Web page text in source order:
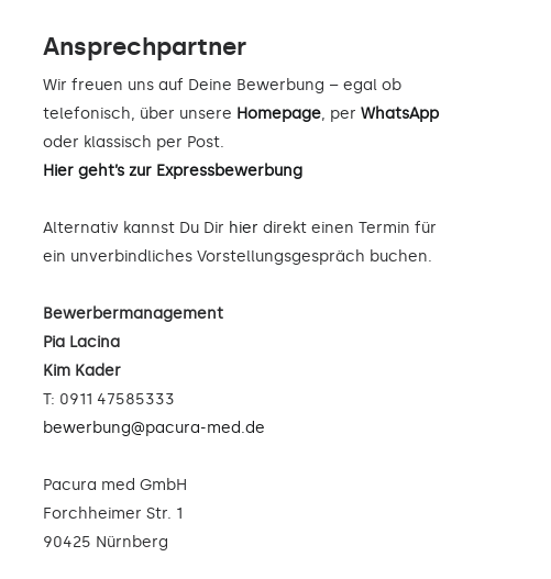
Ansprechpartner
Wir freuen uns auf Deine Bewerbung – egal ob
telefonisch, über unsere Homepage, per WhatsApp
oder klassisch per Post.
Hier geht’s zur Expressbewerbung
Alternativ kannst Du Dir hier direkt einen Termin für
ein unverbindliches Vorstellungsgespräch buchen.
Bewerbermanagement
Pia Lacina
Kim Kader
T: 0911 47585333
bewerbung@pacura-med.de
Pacura med GmbH
Forchheimer Str. 1
90425 Nürnberg